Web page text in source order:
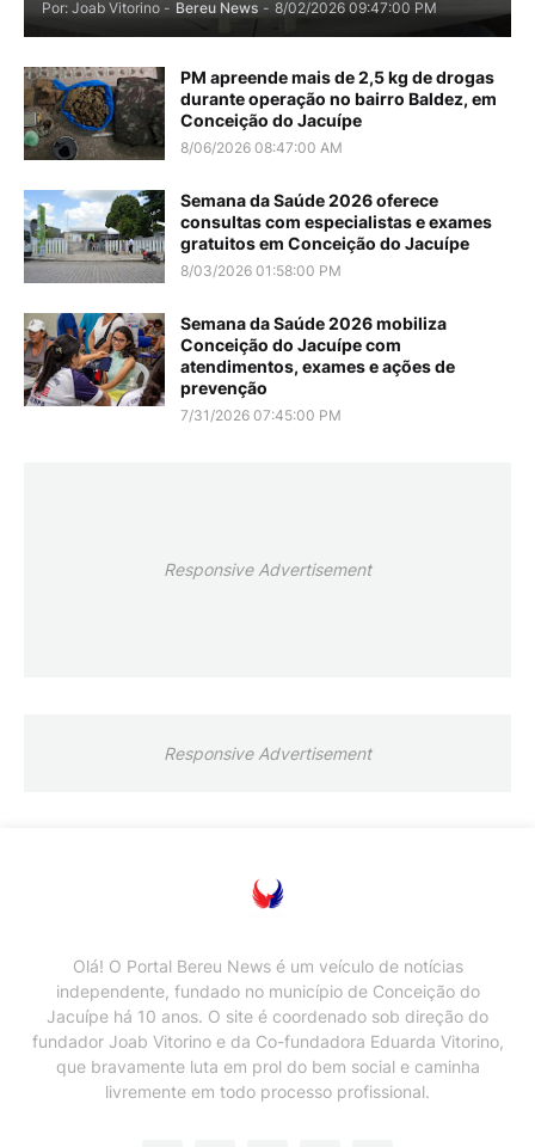
Por: Joab Vitorino - Bereu News - 8/02/2026 09:47:00 PM
PM apreende mais de 2,5 kg de drogas
durante operação no bairro Baldez, em
Conceição do Jacuípe
8/06/2026 08:47:00 AM
Semana da Saúde 2026 oferece
consultas com especialistas e exames
gratuitos em Conceição do Jacuípe
8/03/2026 01:58:00 PM
Semana da Saúde 2026 mobiliza
Conceição do Jacuípe com
atendimentos, exames e ações de
prevenção
7/31/2026 07:45:00 PM
Responsive Advertisement
Responsive Advertisement
Olá! O Portal Bereu News é um veículo de notícias
independente, fundado no município de Conceição do
Jacuípe há 10 anos. O site é coordenado sob direção do
fundador Joab Vitorino e da Co-fundadora Eduarda Vitorino,
que bravamente luta em prol do bem social e caminha
livremente em todo processo profissional.